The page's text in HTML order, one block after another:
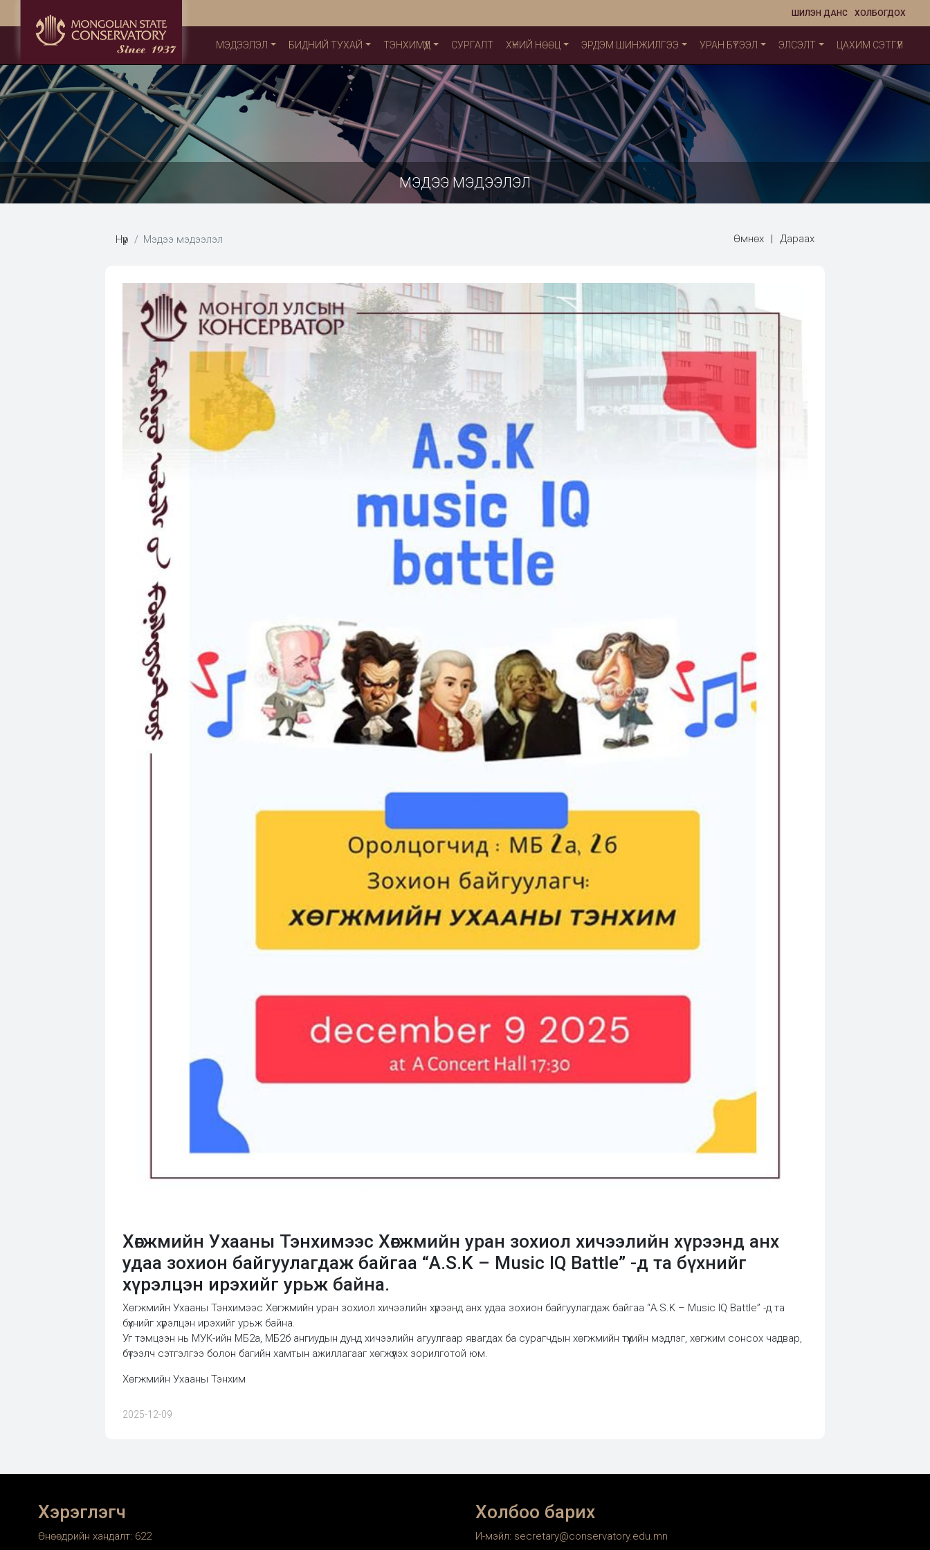
ХОЛБОГДОХ
ШИЛЭН ДАНС
МЭДЭЭЛЭЛ БИДНИЙ ТУХАЙ ТЭНХИМҮҮД СУРГАЛТ ХҮНИЙ НӨӨЦ ЭРДЭМ ШИНЖИЛГЭЭ УРАН БҮТЭЭЛ ЭЛСЭЛТ ЦАХИМ СЭТГҮҮЛ
МЭДЭЭ МЭДЭЭЛЭЛ
Нүүр Мэдээ мэдээлэл Өмнөх | Дараах
Хөгжмийн Ухааны Тэнхимээс Хөгжмийн уран зохиол хичээлийн хүрээнд анх
удаа зохион байгуулагдаж байгаа “A.S.K – Music IQ Battle” -д та бүхнийг
хүрэлцэн ирэхийг урьж байна.
Хөгжмийн Ухааны Тэнхимээс Хөгжмийн уран зохиол хичээлийн хүрээнд анх удаа зохион байгуулагдаж байгаа “A.S.K – Music IQ Battle” -д та
бүхнийг хүрэлцэн ирэхийг урьж байна.
Уг тэмцээн нь МУК-ийн МБ2а, МБ2б ангиудын дунд хичээлийн агуулгаар явагдах ба сурагчдын хөгжмийн түүхийн мэдлэг, хөгжим сонсох чадвар,
бүтээлч сэтгэлгээ болон багийн хамтын ажиллагааг хөгжүүлэх зорилготой юм.
Хөгжмийн Ухааны Тэнхим
2025-12-09
Хэрэглэгч
Өнөөдрийн хандалт: 622
Холбоо барих
И-мэйл: secretary@conservatory.edu.mn